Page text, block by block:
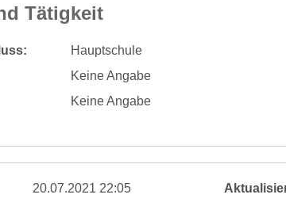
Tätigkeit
Hauptschule
Keine Angabe
Keine Angabe
20.07.2021 22:05